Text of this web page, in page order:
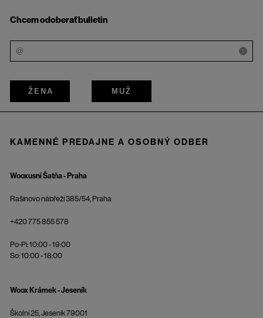
Chcem odoberať bulletin
i
ŽENA MUŽ
KAMENNÉ PREDAJNE A OSOBNÝ ODBER
Wooxusní Šatňa - Praha
Rašínovo nábřeží 385/54, Praha
+420 775 855 578
Po-Pi: 10:00 - 19:00
So: 10:00 - 18:00
Woox Krámek - Jeseník
Školní 25, Jeseník 79001